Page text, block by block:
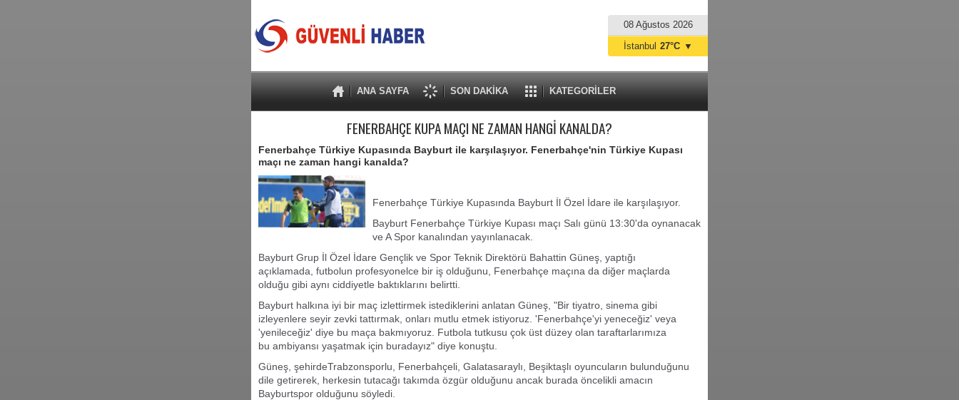
08 Ağustos 2026
ANA SAYFA SON DAKİKA KATEGORİLER
İstanbul 27°C ▼
FENERBAHÇE KUPA MAÇI NE ZAMAN HANGİ KANALDA?
Fenerbahçe Türkiye Kupasında Bayburt ile karşılaşıyor. Fenerbahçe'nin Türkiye Kupası
maçı ne zaman hangi kanalda?
Fenerbahçe Türkiye Kupasında Bayburt İl Özel İdare ile karşılaşıyor.
Bayburt Fenerbahçe Türkiye Kupası maçı Salı günü 13:30'da oynanacak
ve A Spor kanalından yayınlanacak.
Bayburt Grup İl Özel İdare Gençlik ve Spor Teknik Direktörü Bahattin Güneş, yaptığı
açıklamada, futbolun profesyonelce bir iş olduğunu, Fenerbahçe maçına da diğer maçlarda
olduğu gibi aynı ciddiyetle baktıklarını belirtti.
Bayburt halkına iyi bir maç izlettirmek istediklerini anlatan Güneş, "Bir tiyatro, sinema gibi
izleyenlere seyir zevki tattırmak, onları mutlu etmek istiyoruz. 'Fenerbahçe'yi yeneceğiz' veya
'yenileceğiz' diye bu maça bakmıyoruz. Futbola tutkusu çok üst düzey olan taraftarlarımıza
bu ambiyansı yaşatmak için buradayız" diye konuştu.
Güneş, şehirdeTrabzonsporlu, Fenerbahçeli, Galatasaraylı, Beşiktaşlı oyuncuların bulunduğunu
dile getirerek, herkesin tutacağı takımda özgür olduğunu ancak burada öncelikli amacın
Bayburtspor olduğunu söyledi.